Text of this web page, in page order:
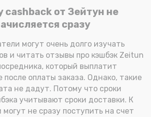
cashback от Зейтун не
сразу
могут очень долго изучать
и читать отзывы про кэшбэк Zeitun
который выплатит
после оплаты заказа. Однако, такие
не дадут. Потому что сроки
учитывают сроки доставки. К
не сразу поступить на счет